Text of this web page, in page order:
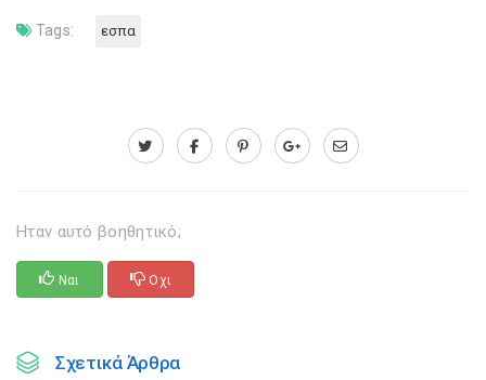
Tags: εσπα
Ηταν αυτό βοηθητικό;
Ναι Οχι
Σχετικά Άρθρα